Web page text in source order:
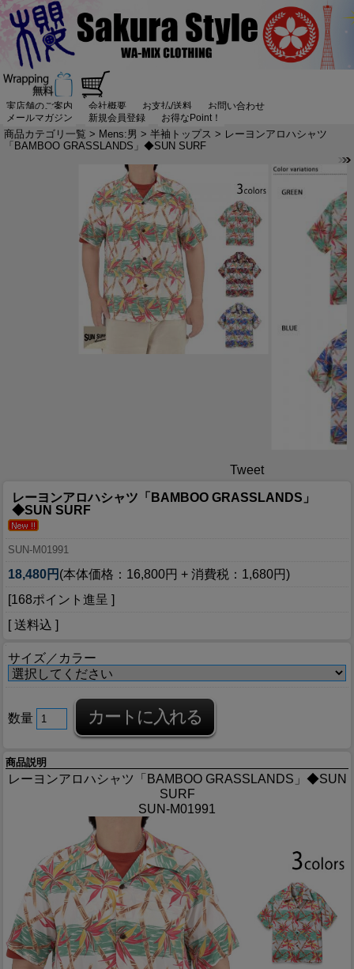
実店舗のご案内 会社概要 お支払/送料
お問い合わせ
メールマガジン
新規会員登録 お得なPoint！
商品カテゴリ一覧 > Mens:男 > 半袖トップス > レーヨンアロハシャツ
「BAMBOO GRASSLANDS」◆SUN SURF
Tweet
レーヨンアロハシャツ「BAMBOO GRASSLANDS」
◆SUN SURF
SUN-M01991
18,480円 (本体価格：16,800円 + 消費税：1,680円)
[168ポイント進呈 ]
[ 送料込 ]
サイズ／カラー
数量
商品説明
レーヨンアロハシャツ「BAMBOO GRASSLANDS」◆SUN
SURF
SUN-M01991